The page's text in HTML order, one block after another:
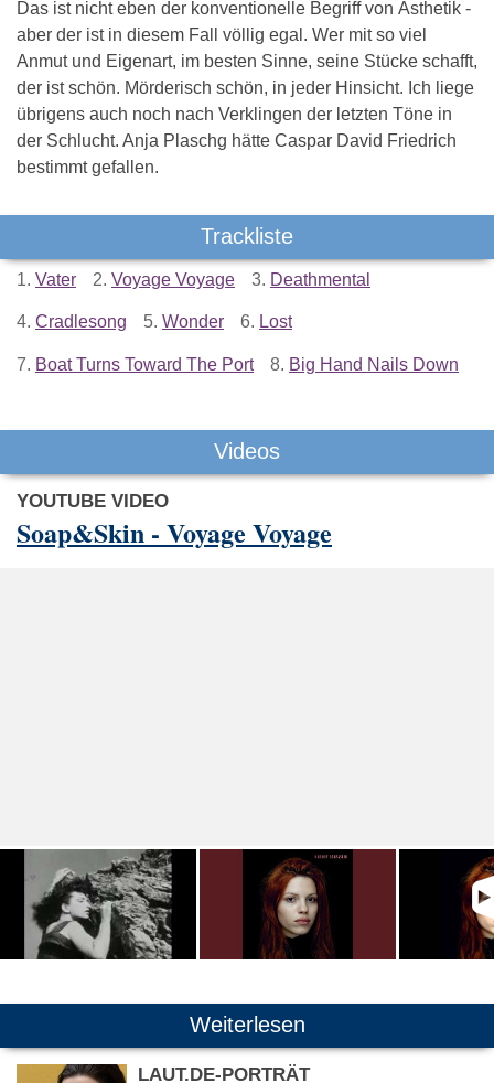
Das ist nicht eben der konventionelle Begriff von Ästhetik -
aber der ist in diesem Fall völlig egal. Wer mit so viel
Anmut und Eigenart, im besten Sinne, seine Stücke schafft,
der ist schön. Mörderisch schön, in jeder Hinsicht. Ich liege
übrigens auch noch nach Verklingen der letzten Töne in
der Schlucht. Anja Plaschg hätte Caspar David Friedrich
bestimmt gefallen.
Trackliste
1. Vater 2. Voyage Voyage 3. Deathmental
4. Cradlesong 5. Wonder 6. Lost
7. Boat Turns Toward The Port 8. Big Hand Nails Down
Videos
YOUTUBE VIDEO
Soap&Skin - Voyage Voyage
Weiterlesen
LAUT.DE-PORTRÄT